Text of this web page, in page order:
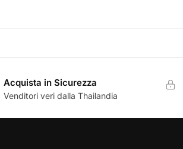
Acquista in Sicurezza
Venditori veri dalla Thailandia